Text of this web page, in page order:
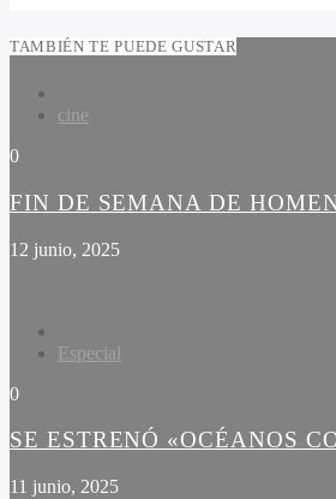
TAMBIÉN TE PUEDE GUSTAR
cine
0
FIN DE SEMANA DE
12 junio, 2025
Especial
0
SE ESTRENÓ «OCÉANOS
11 junio, 2025